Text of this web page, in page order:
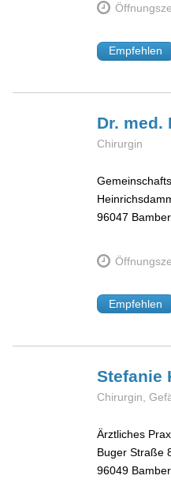
Empfehlen
Dr. med.
Chirurgin
96047
Empfehlen
Stefanie
Chirurgin,
Ärztliches
Buger Straße
96049